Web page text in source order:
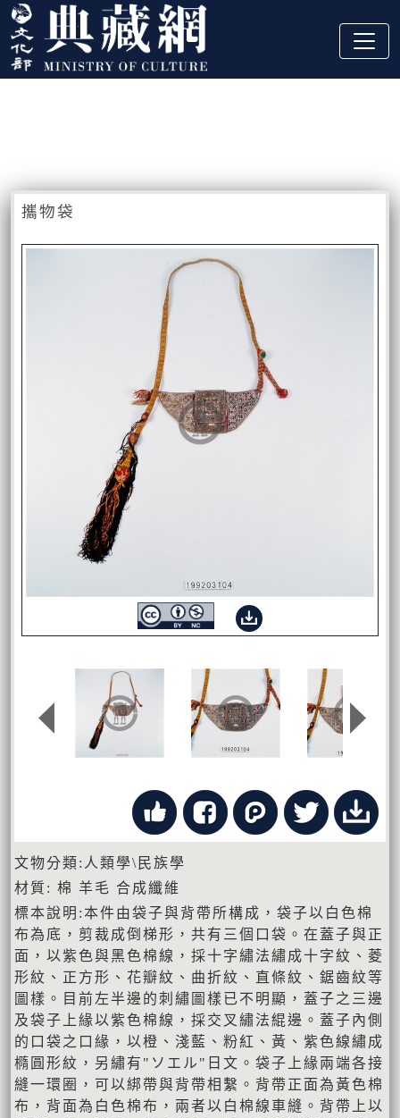
跳到主要內容
:::
攜物袋
文物分類:人類學\民族學
材質: 棉 羊毛 合成纖維
標本說明:本件由袋子與背帶所構成，袋子以白色棉
布為底，剪裁成倒梯形，共有三個口袋。在蓋子與正
面，以紫色與黑色棉線，採十字繡法繡成十字紋、菱
形紋、正方形、花瓣紋、曲折紋、直條紋、鋸齒紋等
圖樣。目前左半邊的刺繡圖樣已不明顯，蓋子之三邊
及袋子上緣以紫色棉線，採交叉繡法緄邊。蓋子內側
的口袋之口緣，以橙、淺藍、粉紅、黃、紫色線繡成
橢圓形紋，另繡有"ソエル"日文。袋子上緣兩端各接
縫一環圈，可以綁帶與背帶相繫。背帶正面為黃色棉
布，背面為白色棉布，兩者以白棉線車縫。背帶上以